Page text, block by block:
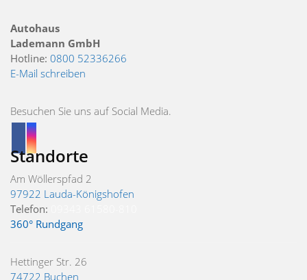
Autohaus
Lademann GmbH
Hotline: 0800 52336266
E-Mail schreiben
Besuchen Sie uns auf Social Media.
Standorte
Am Wöllerspfad 2
97922 Lauda-Königshofen
Telefon:
360° Rundgang
Hettinger Str. 26
74722 Buchen